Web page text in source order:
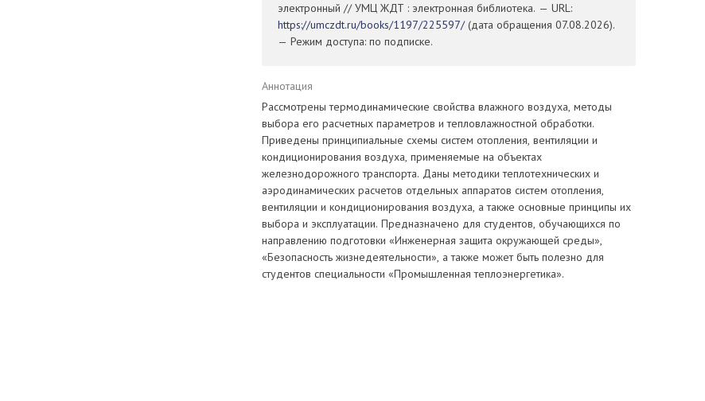
электронный // УМЦ ЖДТ : электронная библиотека. — URL:
https://umczdt.ru/books/1197/225597/(дата обращения 07.08.2026).
— Режим доступа: по подписке.
Аннотация
Рассмотрены термодинамические свойства влажного воздуха, методы
выбора его расчетных параметров и тепловлажностной обработки.
Приведены принципиальные схемы систем отопления, вентиляции и
кондиционирования воздуха, применяемые на объектах
железнодорожного транспорта. Даны методики теплотехнических и
аэродинамических расчетов отдельных аппаратов систем отопления,
вентиляции и кондиционирования воздуха, а также основные принципы их
выбора и эксплуатации. Предназначено для студентов, обучающихся по
направлению подготовки «Инженерная защита окружающей среды»,
«Безопасность жизнедеятельности», а также может быть полезно для
студентов специальности «Промышленная теплоэнергетика».